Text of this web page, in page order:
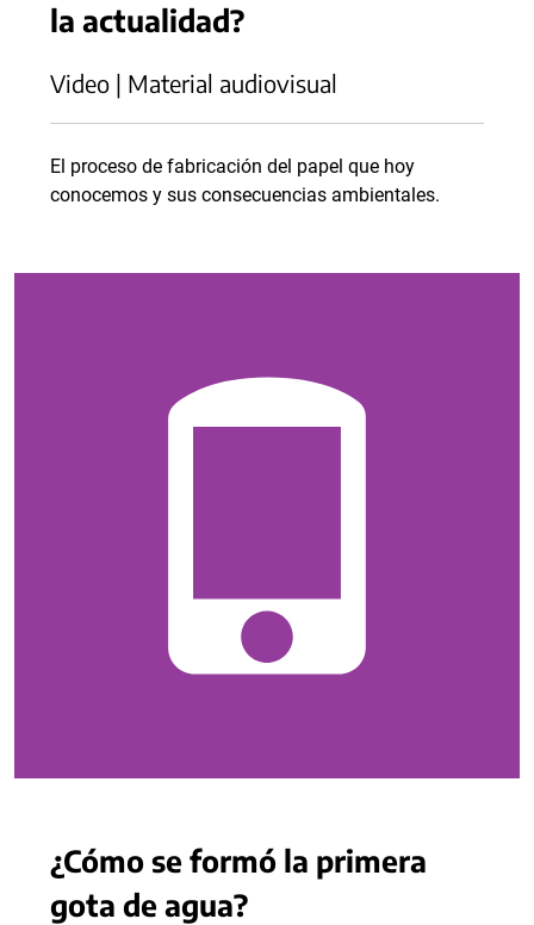
la actualidad?
Video | Material audiovisual
El proceso de fabricación del papel que hoy
conocemos y sus consecuencias ambientales.
¿Cómo se formó la primera
gota de agua?